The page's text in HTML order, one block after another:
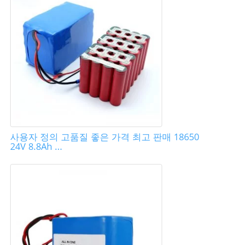
사용자 정의 고품질 좋은 가격 최고 판매 18650
24V 8.8Ah ...